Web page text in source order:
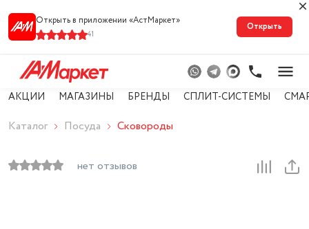
Открыть в приложении «АстМарке‪т‬»
41
Открыть
АКЦИИ МАГАЗИНЫ БРЕНДЫ СПЛИТ-СИСТЕМЫ
Каталог Посуда Сковороды
нет отзывов